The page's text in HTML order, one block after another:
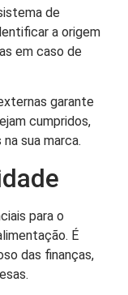
de
a origem
em caso de
garante
cumpridos,
sua marca.
para o
É
das finanças,